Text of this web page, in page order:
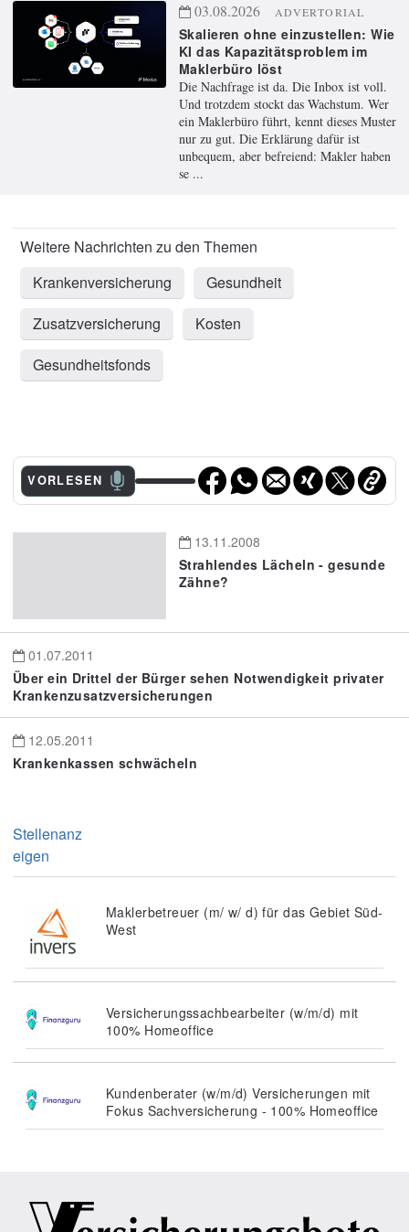
03.08.2026 ADVERTORIAL
Skalieren ohne einzustellen: Wie
KI das Kapazitätsproblem im
Maklerbüro löst
Die Nachfrage ist da. Die Inbox ist voll.
Und trotzdem stockt das Wachstum. Wer
ein Maklerbüro führt, kennt dieses Muster
nur zu gut. Die Erklärung dafür ist
unbequem, aber befreiend: Makler haben
se ...
Krankenversicherung
Gesundheit
Zusatzversicherung
Kosten
Gesundheitsfonds
VORLESEN
13.11.2008
Strahlendes Lächeln - gesunde
Zähne?
01.07.2011
Über ein Drittel der Bürger sehen Notwendigkeit privater
Krankenzusatzversicherungen
12.05.2011
Krankenkassen schwächeln
Stellenanz
eigen
Maklerbetreuer (m/ w/ d) für das Gebiet Süd-
West
Versicherungssachbearbeiter (w/m/d) mit
100% Homeoffice
Kundenberater (w/m/d) Versicherungen mit
Fokus Sachversicherung - 100% Homeoffice